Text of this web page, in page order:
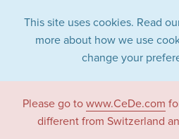
This site uses cookies. Read
more about how we use
change your
Please go to www.CeDe.com
different from Switzerland